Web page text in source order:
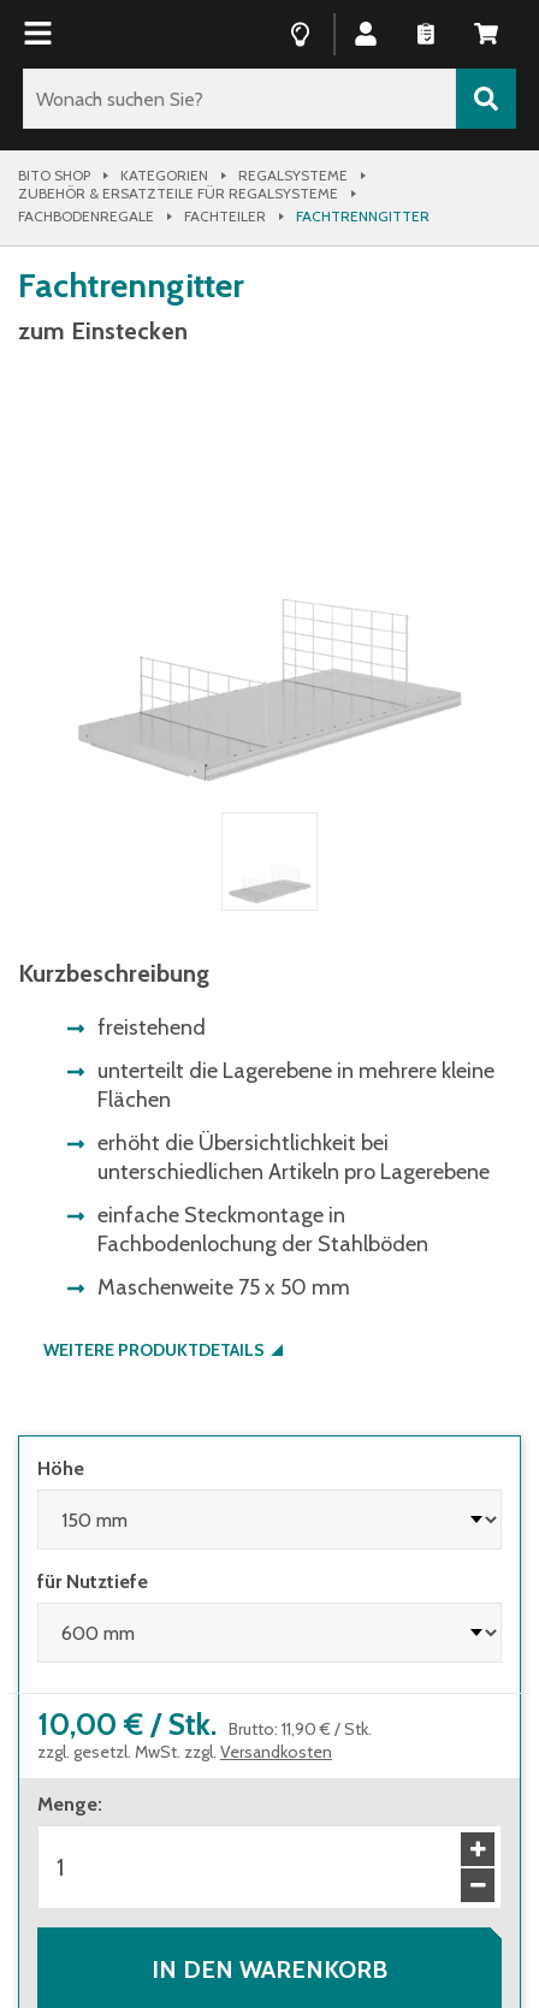
BITO SHOP KATEGORIEN
REGALSYSTEME
ZUBEHÖR & ERSATZTEILE FÜR REGALSYSTEME
FACHBODENREGALE
FACHTEILER FACHTRENNGITTER
Fachtrenngitter
zum Einstecken
Kurzbeschreibung
freistehend
unterteilt die Lagerebene in mehrere kleine
Flächen
erhöht die Übersichtlichkeit bei
unterschiedlichen Artikeln pro Lagerebene
einfache Steckmontage in
Fachbodenlochung der Stahlböden
Maschenweite 75 x 50 mm
WEITERE PRODUKTDETAILS
Höhe
für Nutztiefe
10,00 € / Stk. Brutto: 11,90 € /Stk.
zzgl. gesetzl. MwSt. zzgl. Versandkosten
Menge:
IN DEN WARENKORB